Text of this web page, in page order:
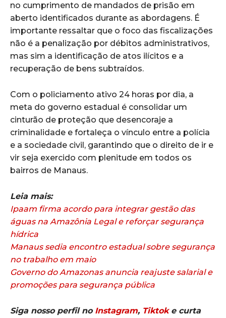
no cumprimento de mandados de prisão em
aberto identificados durante as abordagens. É
importante ressaltar que o foco das fiscalizações
não é a penalização por débitos administrativos,
mas sim a identificação de atos ilícitos e a
recuperação de bens subtraídos.
Com o policiamento ativo 24 horas por dia, a
meta do governo estadual é consolidar um
cinturão de proteção que desencoraje a
criminalidade e fortaleça o vínculo entre a polícia
e a sociedade civil, garantindo que o direito de ir e
vir seja exercido com plenitude em todos os
bairros de Manaus.
Leia mais:
Ipaam firma acordo para integrar gestão das
águas na Amazônia Legal e reforçar segurança
hídrica
Manaus sedia encontro estadual sobre segurança
no trabalho em maio
Governo do Amazonas anuncia reajuste salarial e
promoções para segurança pública
Siga nosso perfil no Instagram, Tiktoke curta